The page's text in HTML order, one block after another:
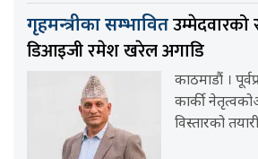
गृहमन्त्रीका सम्भावितउम्मेदवारको
डिआइजी रमेश खरेल अगाडि
काठमाडौं ।
कार्की
विस्तारको